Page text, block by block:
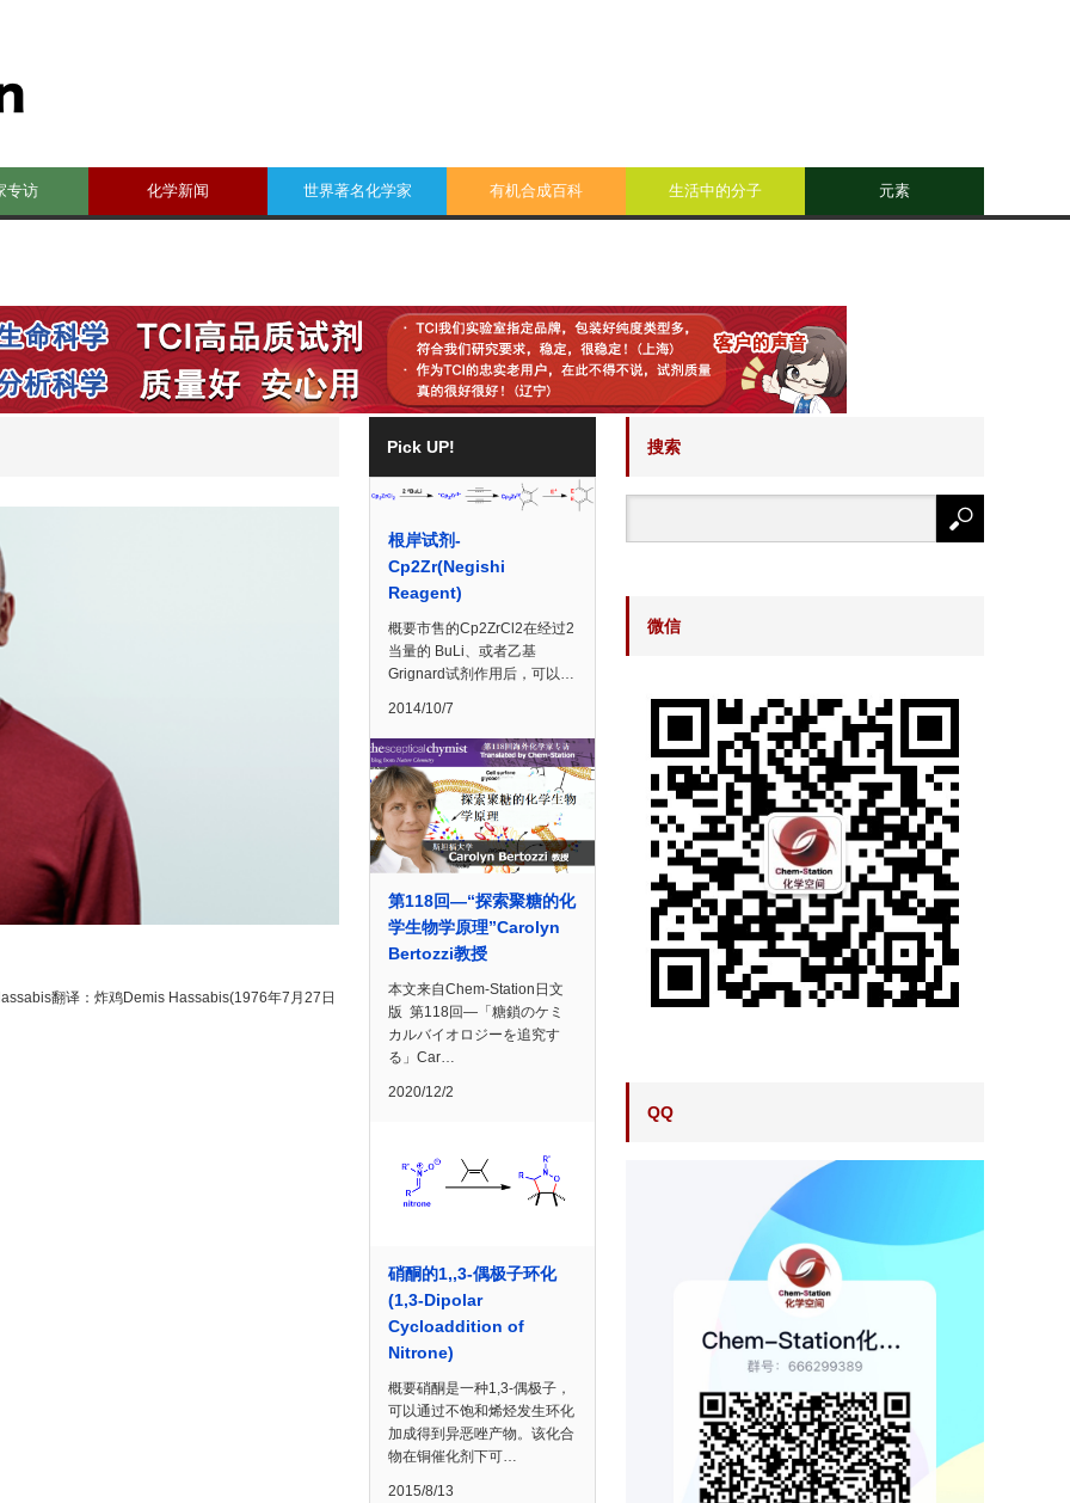
专访 化学新闻 世界著名化学家 有机合成百科 生活中的分子 元素
翻译：炸鸡Demis Hassabis(1976年7月27日
Pick UP!
根岸试剂-
Cp2Zr(Negishi
Reagent)
概要市售的Cp2ZrCl2在经过2
当量的 BuLi、或者乙基
Grignard试剂作用后，可以…
2014/10/7
第118回—“探索聚糖的化
学生物学原理”Carolyn
Bertozzi教授
本文来自Chem-Station日文
版 第118回―「糖鎖のケミ
カルバイオロジーを追究す
る」Car…
2020/12/2
硝酮的1,,3-偶极子环化
(1,3-Dipolar
Cycloaddition of
Nitrone)
概要硝酮是一种1,3-偶极子，
可以通过不饱和烯烃发生环化
加成得到异恶唑产物。该化合
物在铜催化剂下可…
2015/8/13
搜索
微信
QQ